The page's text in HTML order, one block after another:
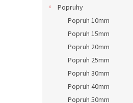
Popruhy
Popruh 10mm
Popruh 15mm
Popruh 20mm
Popruh 25mm
Popruh 30mm
Popruh 40mm
Popruh 50mm